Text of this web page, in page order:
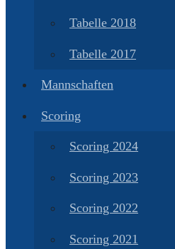
Tabelle 2018
Tabelle 2017
Mannschaften
Scoring
Scoring 2024
Scoring 2023
Scoring 2022
Scoring 2021